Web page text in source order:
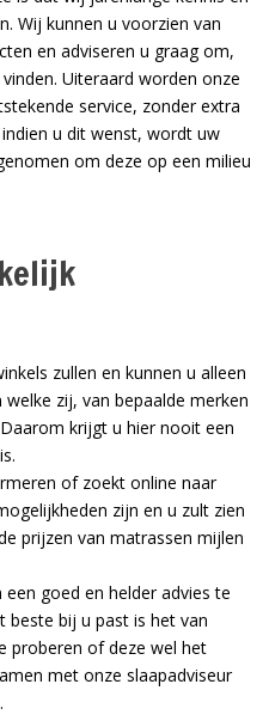
Wij kunnen u voorzien van
en adviseren u graag om,
Uiteraard worden onze
service, zonder extra
u dit wenst, wordt uw
om deze op een milieu
zullen en kunnen u alleen
zij, van bepaalde merken
krijgt u hier nooit een
of zoekt online naar
zijn en u zult zien
prijzen van matrassen mijlen
goed en helder advies te
beste bij u past is het van
proberen of deze wel het
met onze slaapadviseur